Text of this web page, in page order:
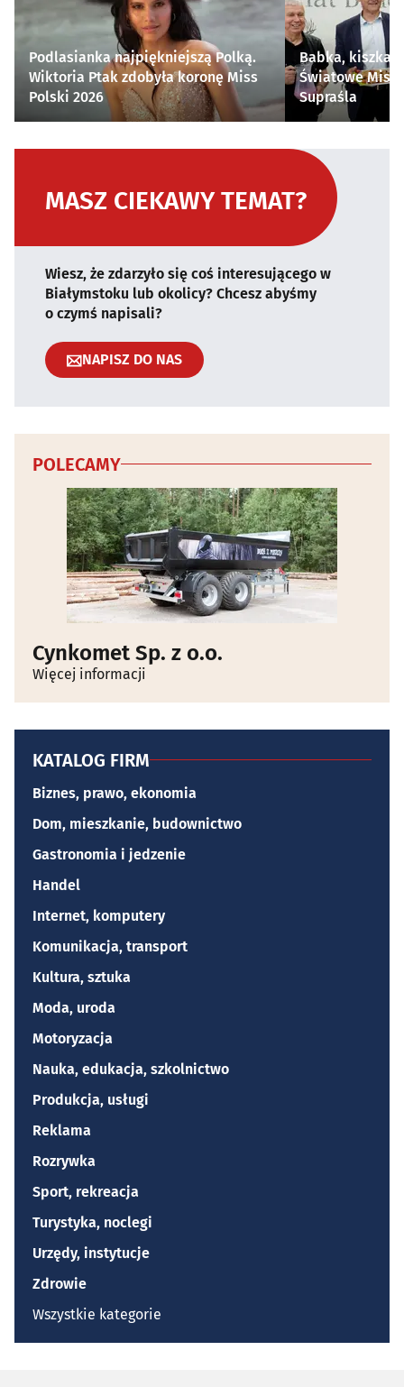
Podlasianka najpiękniejszą Polką.
Wiktoria Ptak zdobyła koronę Miss
Polski 2026
Babka, kiszka i
Światowe
Supraśla
MASZ CIEKAWY TEMAT?
Wiesz, że zdarzyło się coś interesującego w
Białymstoku lub okolicy? Chcesz abyśmy
o czymś napisali?
NAPISZ DO NAS
POLECAMY
Cynkomet Sp. z o.o.
Więcej informacji
KATALOG FIRM
Biznes, prawo, ekonomia
Dom, mieszkanie, budownictwo
Gastronomia i jedzenie
Handel
Internet, komputery
Komunikacja, transport
Kultura, sztuka
Moda, uroda
Motoryzacja
Nauka, edukacja, szkolnictwo
Produkcja, usługi
Reklama
Rozrywka
Sport, rekreacja
Turystyka, noclegi
Urzędy, instytucje
Zdrowie
Wszystkie kategorie